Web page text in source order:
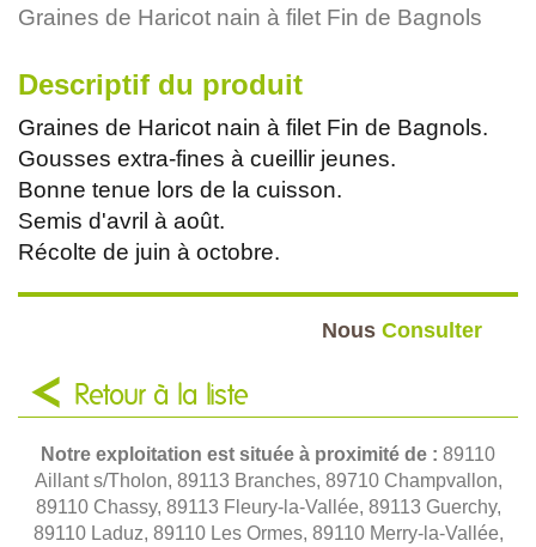
Graines de Haricot nain à filet Fin de Bagnols
Descriptif du produit
Graines de Haricot nain à filet Fin de Bagnols.
Gousses extra-fines à cueillir jeunes.
Bonne tenue lors de la cuisson.
Semis d'avril à août.
Récolte de juin à octobre.
Nous Consulter
Retour à la liste
Notre exploitation est située à proximité de : 89110
Aillant s/Tholon, 89113 Branches, 89710 Champvallon,
89110 Chassy, 89113 Fleury-la-Vallée, 89113 Guerchy,
89110 Laduz, 89110 Les Ormes, 89110 Merry-la-Vallée,